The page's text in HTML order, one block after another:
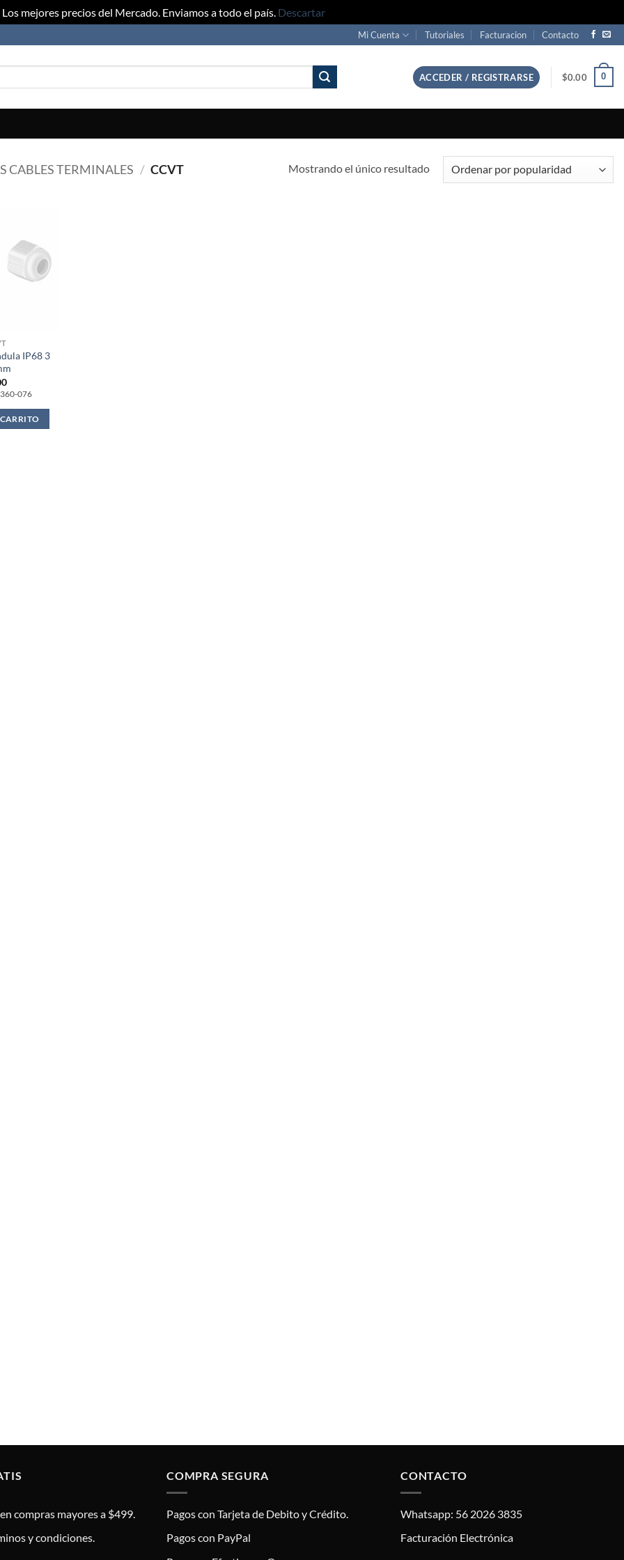
Los mejores precios del Mercado. Enviamos a todo el país. Descartar
Mi Cuenta Tutoriales Facturacion Contacto
ACCEDER / REGISTRARSE $0.00 0
CABLES TERMINALES / CCVT Mostrando el único resultado
IP68 3
360-076
compras mayores a $499.
y condiciones.
COMPRA SEGURA
Pagos con Tarjeta de Debito y Crédito.
Pagos con PayPal
CONTACTO
Whatsapp: 56 2026 3835
Facturación Electrónica